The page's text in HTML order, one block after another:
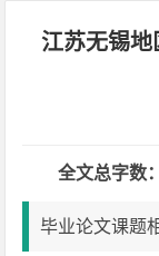
江苏无锡
全文总字数
毕业论文课题